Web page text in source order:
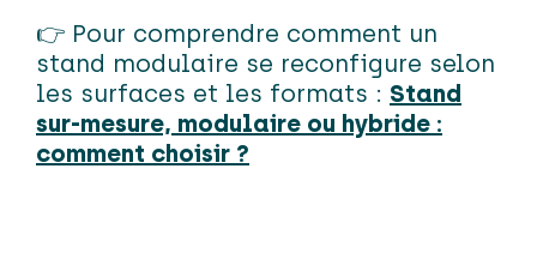
👉 Pour comprendre comment un
stand modulaire se reconfigure selon
les surfaces et les formats : Stand
sur-mesure, modulaire ou hybride :
comment choisir ?